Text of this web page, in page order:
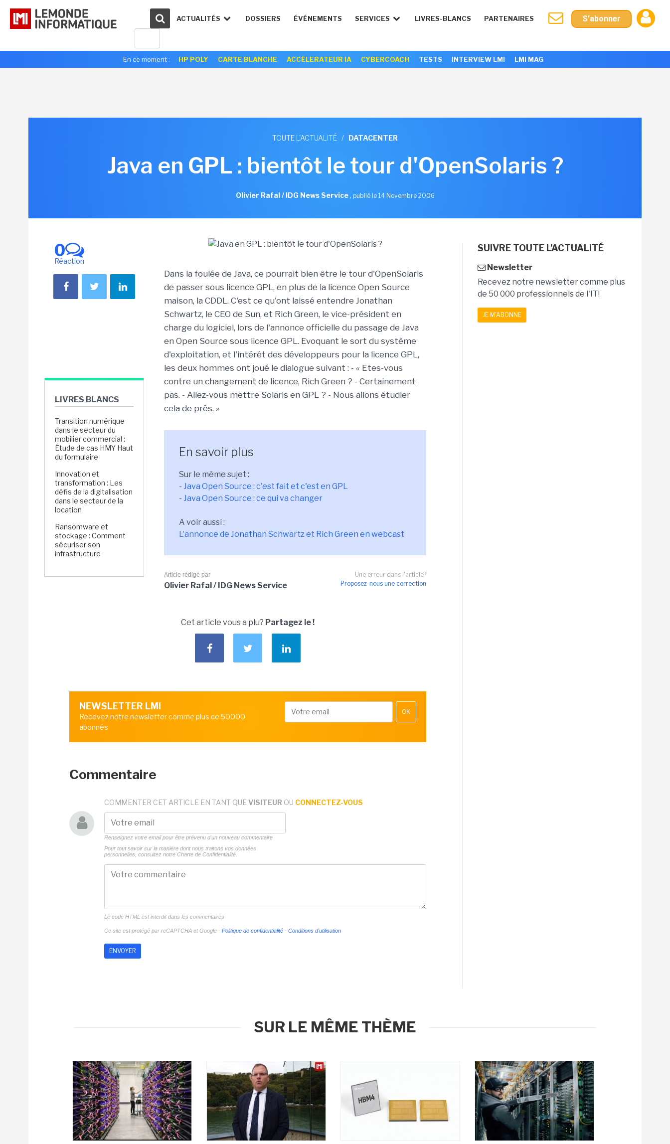
ACTUALITÉS DOSSIERS ÉVÉNEMENTS SERVICES LIVRES-BLANCS PARTENAIRES S'abonner
En ce moment : HP POLY CARTE BLANCHE ACCÉLERATEUR IA CYBERCOACH TESTS INTERVIEW LMI LMI MAG
TOUTE L'ACTUALITÉ / DATACENTER
Java en GPL : bientôt le tour d'OpenSolaris ?
Olivier Rafal / IDG News Service, publié le 14 Novembre 2006
0
Réaction
LIVRES BLANCS
Transition numérique
dans le secteur du
mobilier commercial :
Étude de cas HMY Haut
du formulaire
Innovation et
transformation : Les
défis de la digitalisation
dans le secteur de la
location
Ransomware et
stockage : Comment
sécuriser son
infrastructure
Dans la foulée de Java, ce pourrait bien être le tour d'OpenSolaris
de passer sous licence GPL, en plus de la licence Open Source
maison, la CDDL. C'est ce qu'ont laissé entendre Jonathan
Schwartz, le CEO de Sun, et Rich Green, le vice-président en
charge du logiciel, lors de l'annonce officielle du passage de Java
en Open Source sous licence GPL. Evoquant le sort du système
d'exploitation, et l'intérêt des développeurs pour la licence GPL,
les deux hommes ont joué le dialogue suivant : - « Etes-vous
contre un changement de licence, Rich Green ? - Certainement
pas. - Allez-vous mettre Solaris en GPL ? - Nous allons étudier
cela de près. »
En savoir plus
Sur le même sujet :
- Java Open Source : c'est fait et c'est en GPL
- Java Open Source : ce qui va changer
A voir aussi :
L'annonce de Jonathan Schwartz et Rich Green en webcast
Une erreur dans l'article?
Proposez-nous une correction
Article rédigé par
Olivier Rafal / IDG News Service
Cet article vous a plu? Partagez le !
NEWSLETTER LMI
Recevez notre newsletter comme plus de 50000
abonnés
OK
Commentaire
COMMENTER CET ARTICLE EN TANT QUE VISITEUR OU CONNECTEZ-VOUS
Renseignez votre email pour être prévenu d'un nouveau commentaire
Pour tout savoir sur la manière dont nous traitons vos données
personnelles, consultez notre Charte de Confidentialité.
Le code HTML est interdit dans les commentaires
Ce site est protégé par reCAPTCHA et Google - Politique de confidentialité - Conditions d'utilisation
SUIVRE TOUTE L'ACTUALITÉ
Newsletter
Recevez notre newsletter comme plus
de 50 000 professionnels de l'IT!
JE M'ABONNE
SUR LE MÊME THÈME